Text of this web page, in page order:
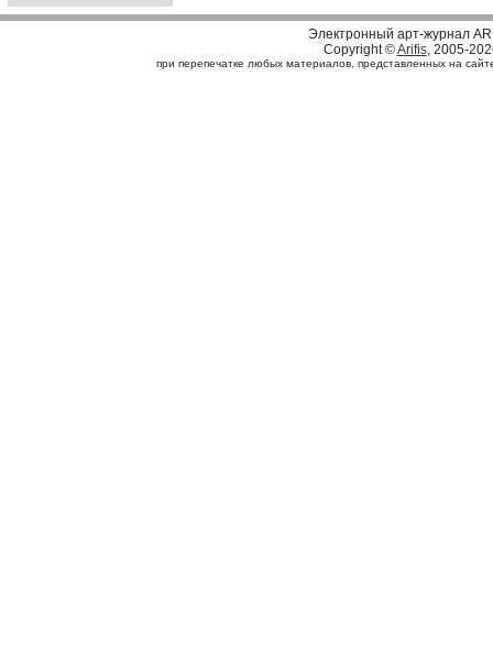
Электронный арт-журнал
Copyright ©Arifis, 2005-
при перепечатке любых материалов, представленных на